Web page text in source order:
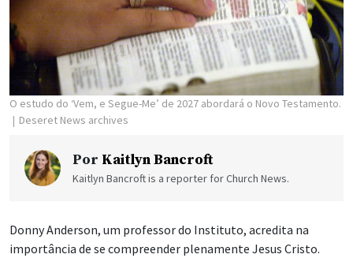
O estudo do ‘Vem, e Segue-Me’ de 2027 abordará o Novo Testamento.
Deseret News archives
Por Kaitlyn Bancroft
Kaitlyn Bancroft is a reporter for Church News.
Donny Anderson, um professor do Instituto, acredita na
importância de se compreender plenamente Jesus Cristo.